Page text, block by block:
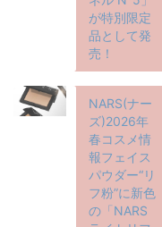
が特別限定
品として発
売！
NARS(ナー
ズ)2026年
春コスメ情
報フェイス
パウダー“リ
フ粉”に新色
の「NARS